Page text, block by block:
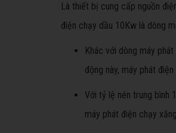
Là thiết bị cung cấp nguồn
điện chạy dầu 10Kw là dòng
Khác với dòng máy
động này, máy phát
Với tỷ lệ nén trung bình
máy phát điện chạy